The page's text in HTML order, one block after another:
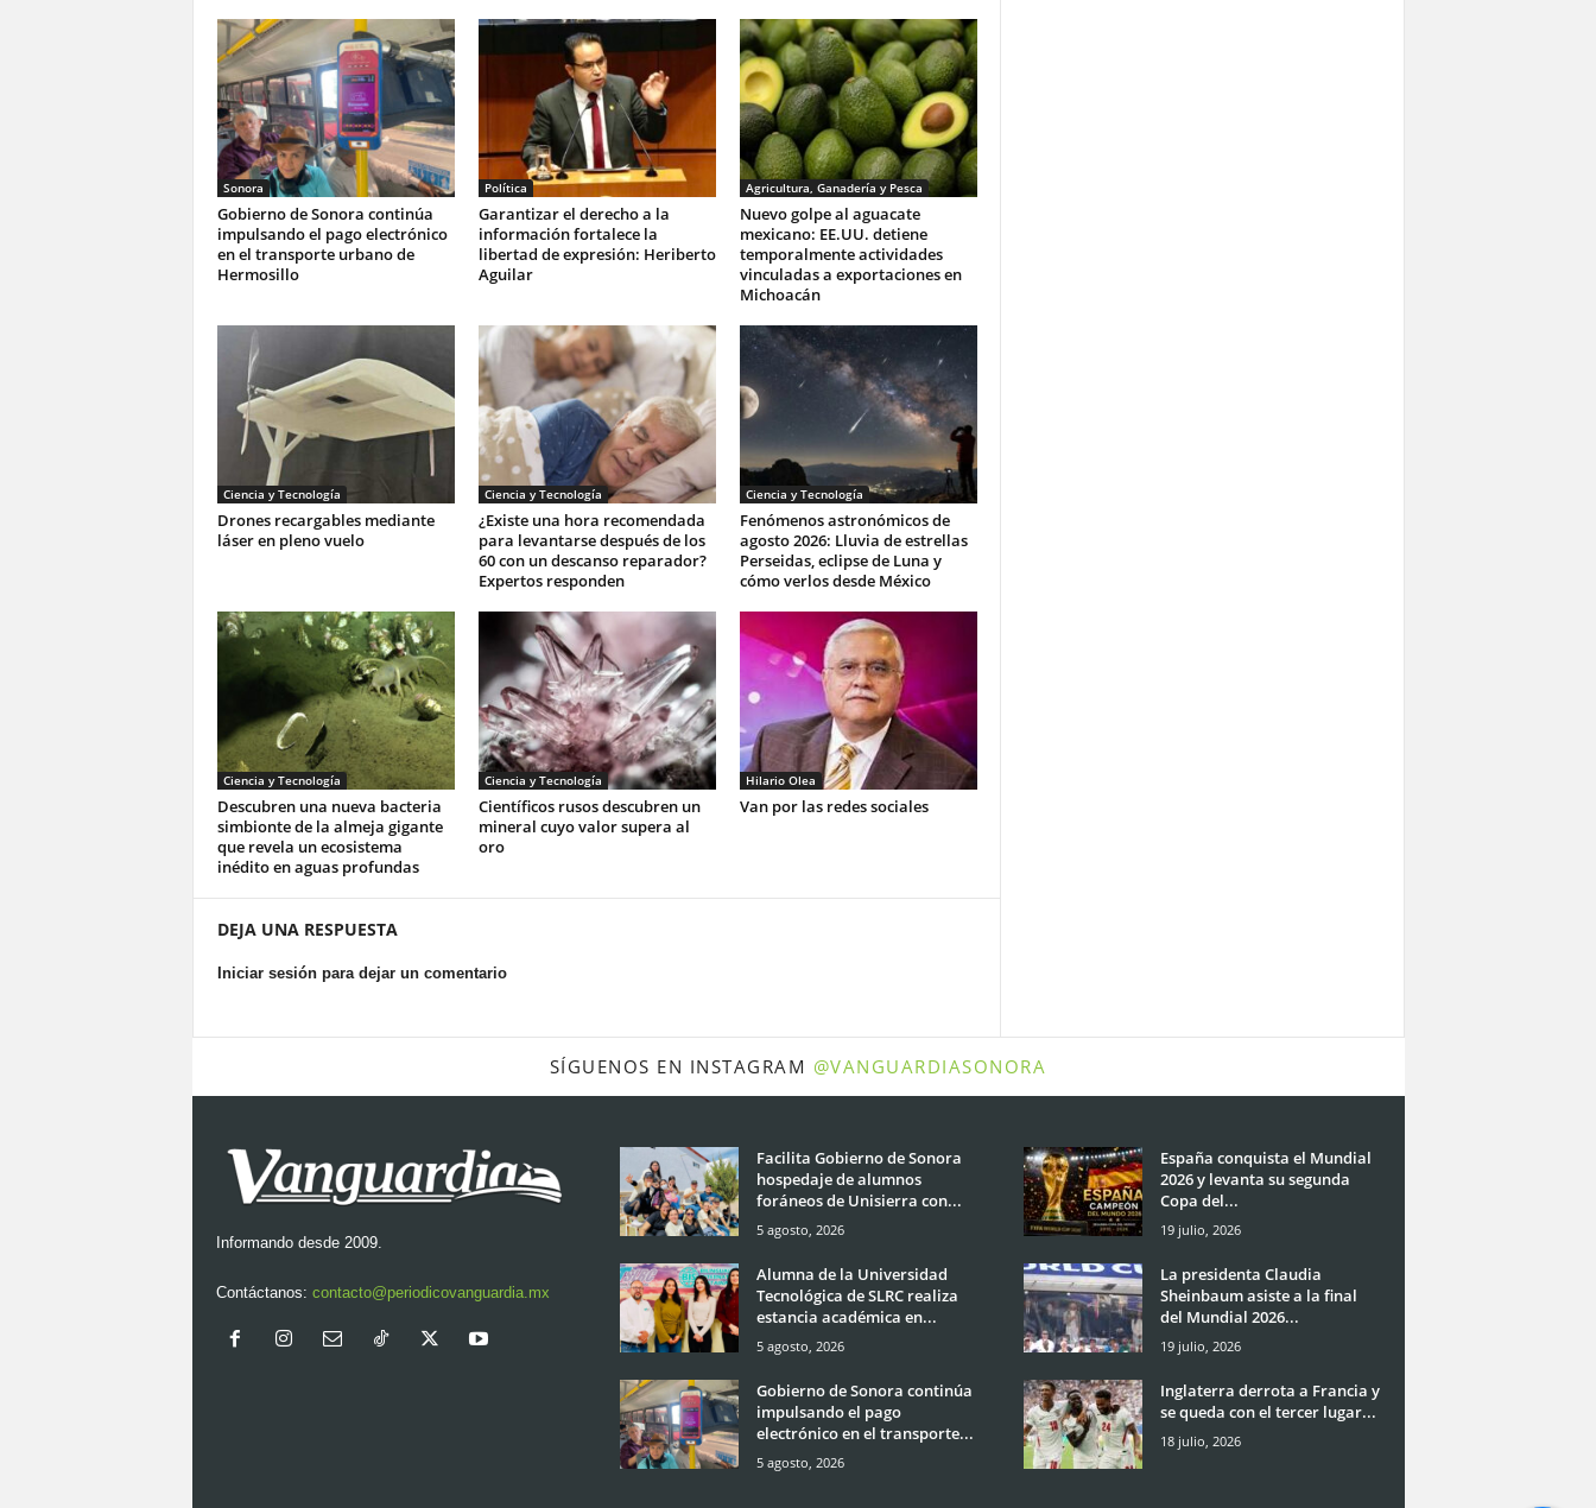
Sonora
Gobierno de Sonora continúa
impulsando el pago electrónico
en el transporte urbano de
Hermosillo
Política
Garantizar el derecho a la
información fortalece la
libertad de expresión: Heriberto
Aguilar
Agricultura, Ganadería y Pesca
Nuevo golpe al aguacate
mexicano: EE.UU. detiene
temporalmente actividades
vinculadas a exportaciones en
Michoacán
Ciencia y Tecnología
Drones recargables mediante
láser en pleno vuelo
Ciencia y Tecnología
¿Existe una hora recomendada
para levantarse después de los
60 con un descanso reparador?
Expertos responden
Ciencia y Tecnología
Fenómenos astronómicos de
agosto 2026: Lluvia de estrellas
Perseidas, eclipse de Luna y
cómo verlos desde México
Ciencia y Tecnología
Descubren una nueva bacteria
simbionte de la almeja gigante
que revela un ecosistema
inédito en aguas profundas
Ciencia y Tecnología
Científicos rusos descubren un
mineral cuyo valor supera al
oro
Hilario Olea
Van por las redes sociales
DEJA UNA RESPUESTA
Iniciar sesión para dejar un comentario
SÍGUENOS EN INSTAGRAM @VANGUARDIASONORA
Informando desde 2009.
Contáctanos: contacto@periodicovanguardia.mx
Facilita Gobierno de Sonora
hospedaje de alumnos
foráneos de Unisierra con...
5 agosto, 2026
Alumna de la Universidad
Tecnológica de SLRC realiza
estancia académica en...
5 agosto, 2026
Gobierno de Sonora continúa
impulsando el pago
electrónico en el transporte...
5 agosto, 2026
España conquista el Mundial
2026 y levanta su segunda
Copa del...
19 julio, 2026
La presidenta Claudia
Sheinbaum asiste a la final
del Mundial 2026...
19 julio, 2026
Inglaterra derrota a Francia y
se queda con el tercer lugar...
18 julio, 2026